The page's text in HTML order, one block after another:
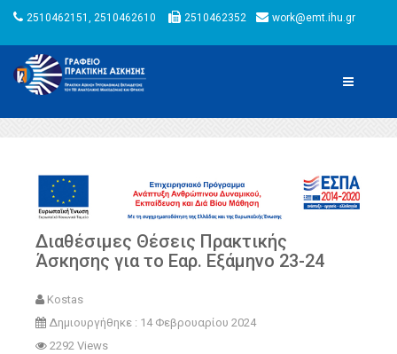
2510462151, 2510462610 2510462352 work@emt.ihu.gr
Διαθέσιμες Θέσεις Πρακτικής
Άσκησης για το Εαρ. Εξάμηνο 23-24
Kostas
Δημιουργήθηκε : 14 Φεβρουαρίου 2024
2292 Views